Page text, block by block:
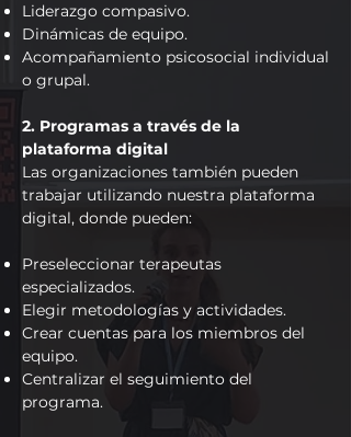
Liderazgo compasivo.
Dinámicas de equipo.
Acompañamiento psicosocial individual
o grupal.
2. Programas a través de la
plataforma digital
Las organizaciones también pueden
trabajar utilizando nuestra plataforma
digital, donde pueden:
Preseleccionar terapeutas
especializados.
Elegir metodologías y actividades.
Crear cuentas para los miembros del
equipo.
Centralizar el seguimiento del
programa.